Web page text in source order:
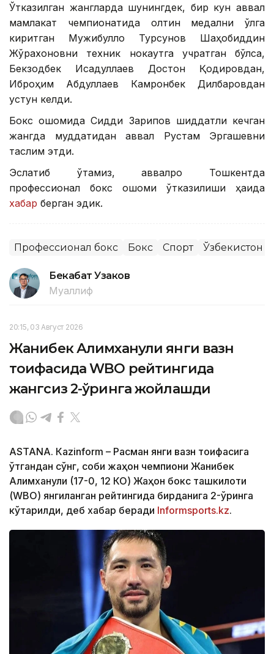
Ўтказилган жангларда шунингдек, бир кун аввал
мамлакат чемпионатида олтин медални қўлга
киритган Мужибулло Турсунов Шаҳобиддин
Жўрахоновни техник нокаутга учратган бўлса,
Бекзодбек Исадуллаев Достон Қодировдан,
Иброҳим Абдуллаев Камронбек Дилбаровдан
устун келди.
Бокс оқшомида Сиддиқ Зарипов шиддатли кечган
жангда муддатидан аввал Рустам Эргашевни
таслим этди.
Эслатиб ўтамиз, аввалроқ Тошкентда
профессионал бокс оқшоми ўтказилиши ҳақида
хабар берган эдик.
Профессионал бокс Бокс Спорт Ўзбекистон
Бекабат Узаков
Муаллиф
20:15, 03 Август 2026
Жанибек Алимханули янги вазн
тоифасида WBO рейтингида
жангсиз 2-ўринга жойлашди
ASTANА. Кazinform – Расман янги вазн тоифасига
ўтгандан сўнг, собиқ жаҳон чемпиони Жанибек
Алимханули (17-0, 12 КО) Жаҳон бокс ташкилоти
(WBО) янгиланган рейтингида бирданига 2-ўринга
кўтарилди, деб хабар беради Informsports.kz.